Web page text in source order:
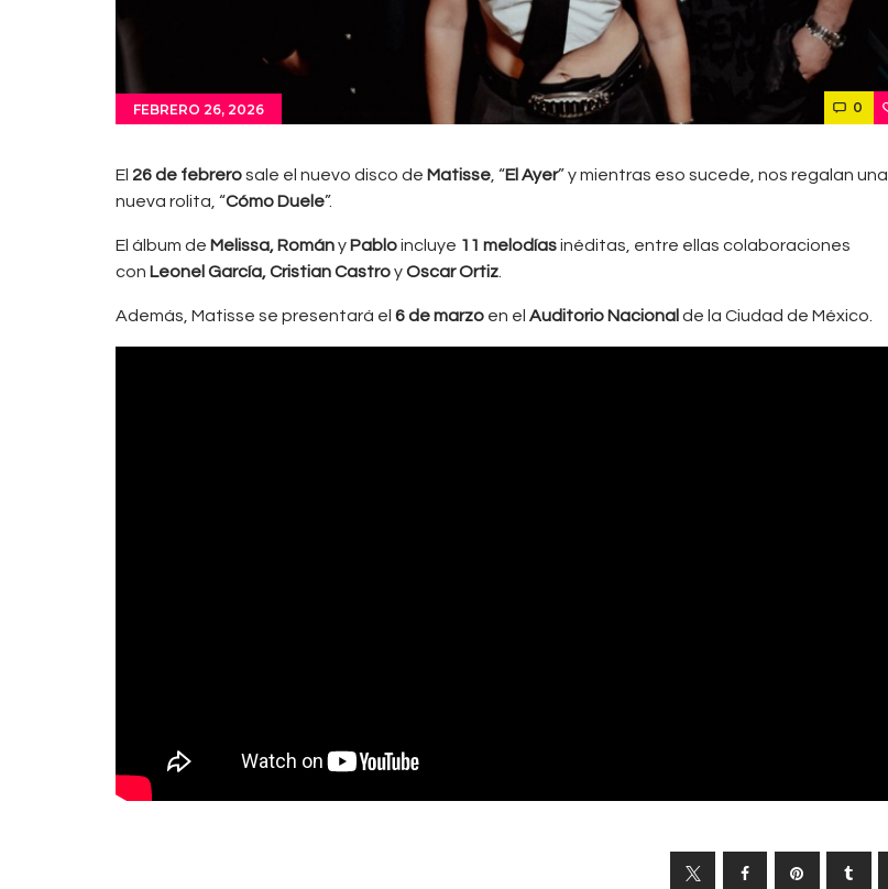
FEBRERO 26, 2026 0
El 26 de febrerosale el nuevo disco de Matisse , “El Ayer” y mientras eso sucede, nos regalan una
nueva rolita, “Cómo Duele”.
El álbum de Melissa, Romány Pabloincluye 11 melodíasinéditas, entre ellas colaboraciones
con Leonel García, Cristian CastroyOscar Ortiz
Además, Matisse se presentará el 6 de marzo en el Auditorio Nacional de la Ciudad de México.